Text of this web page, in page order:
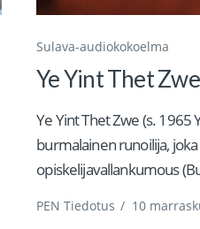
Sulava-audiokokoelma
Ye Yint Thet Zwe
Ye Yint Thet Zwe (s. 1965
burmalainen runoilija,
opiskelijavallankumous
PEN Tiedotus / 10